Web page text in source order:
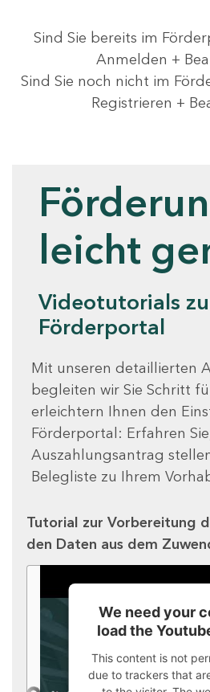
Sind Sie bereits im
Anmelden +
Sind Sie noch nicht im
Registrieren +
leicht
Videotutorials
Förderportal
Mit unseren detaillierten
begleiten wir Sie Schritt
erleichtern Ihnen den
Förderportal: Erfahren
Auszahlungsantrag
Belegliste zu Ihrem
Tutorial zur Vorbereitung
den Daten aus dem
We need your
load the
This content is not
due to trackers that